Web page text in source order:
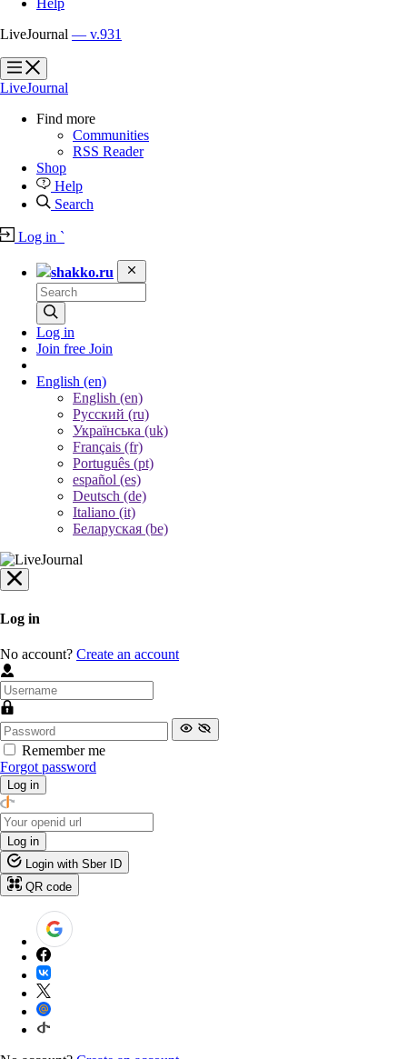
Help
LiveJournal — v.931
?
?
LiveJournal
Find more
Communities
RSS Reader
Shop
Help
Search
Log in `
shakko.ru
Log in
Join free Join
English (en)
English (en)
Русский (ru)
Українська (uk)
Français (fr)
Português (pt)
español (es)
Deutsch (de)
Italiano (it)
Беларуская (be)
Log in
No account? Create an account
Remember me
Forgot password
Log in
Log in
Login with Sber ID
QR code